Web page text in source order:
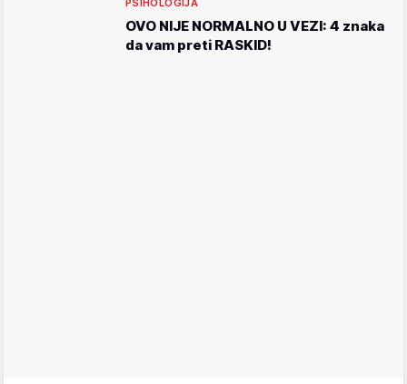
PSIHOLOGIJA
OVO NIJE NORMALNO U VEZI: 4 znaka
da vam preti RASKID!